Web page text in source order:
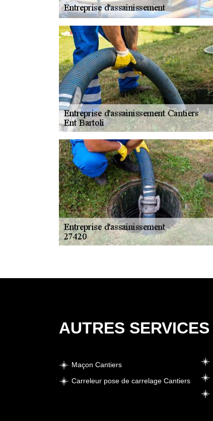
AUTRES SERVICES
Maçon Cantiers
Carreleur pose de carrelage Cantiers